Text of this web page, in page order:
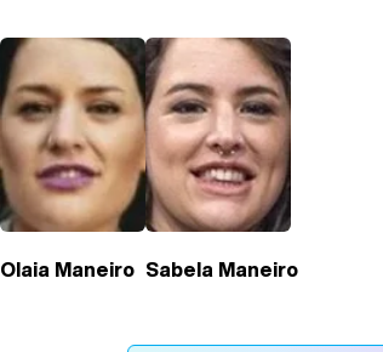
Olaia Maneiro Sabela Maneiro